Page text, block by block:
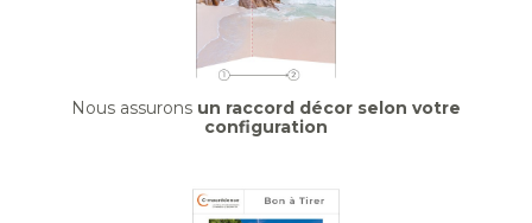
Nous assurons un raccord décor selon votre
configuration